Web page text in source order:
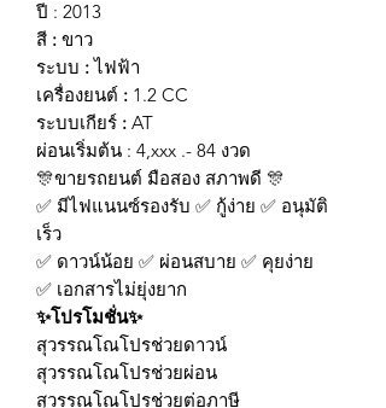
ปี : 2013
สี : ขาว
ระบบ :ไฟฟ้า
เครื่องยนต์ : 1.2 CC
ระบบเกียร์ : AT
ผ่อนเริ่มต้น : 4,xxx .- 84 งวด
🎊ขายรถยนต์ มือสอง สภาพดี 🎊
✅ มีไฟแนนซ์รองรับ ✅ กู้ง่าย ✅ อนุมัติ
เร็ว
✅ ดาวน์น้อย ✅ ผ่อนสบาย ✅ คุยง่าย
✅ เอกสารไม่ยุ่งยาก
✨โปรโมชั่น✨
สุวรรณโณโปรช่วยดาวน์
สุวรรณโณโปรช่วยผ่อน
สุวรรณโณโปรช่วยต่อภาษี